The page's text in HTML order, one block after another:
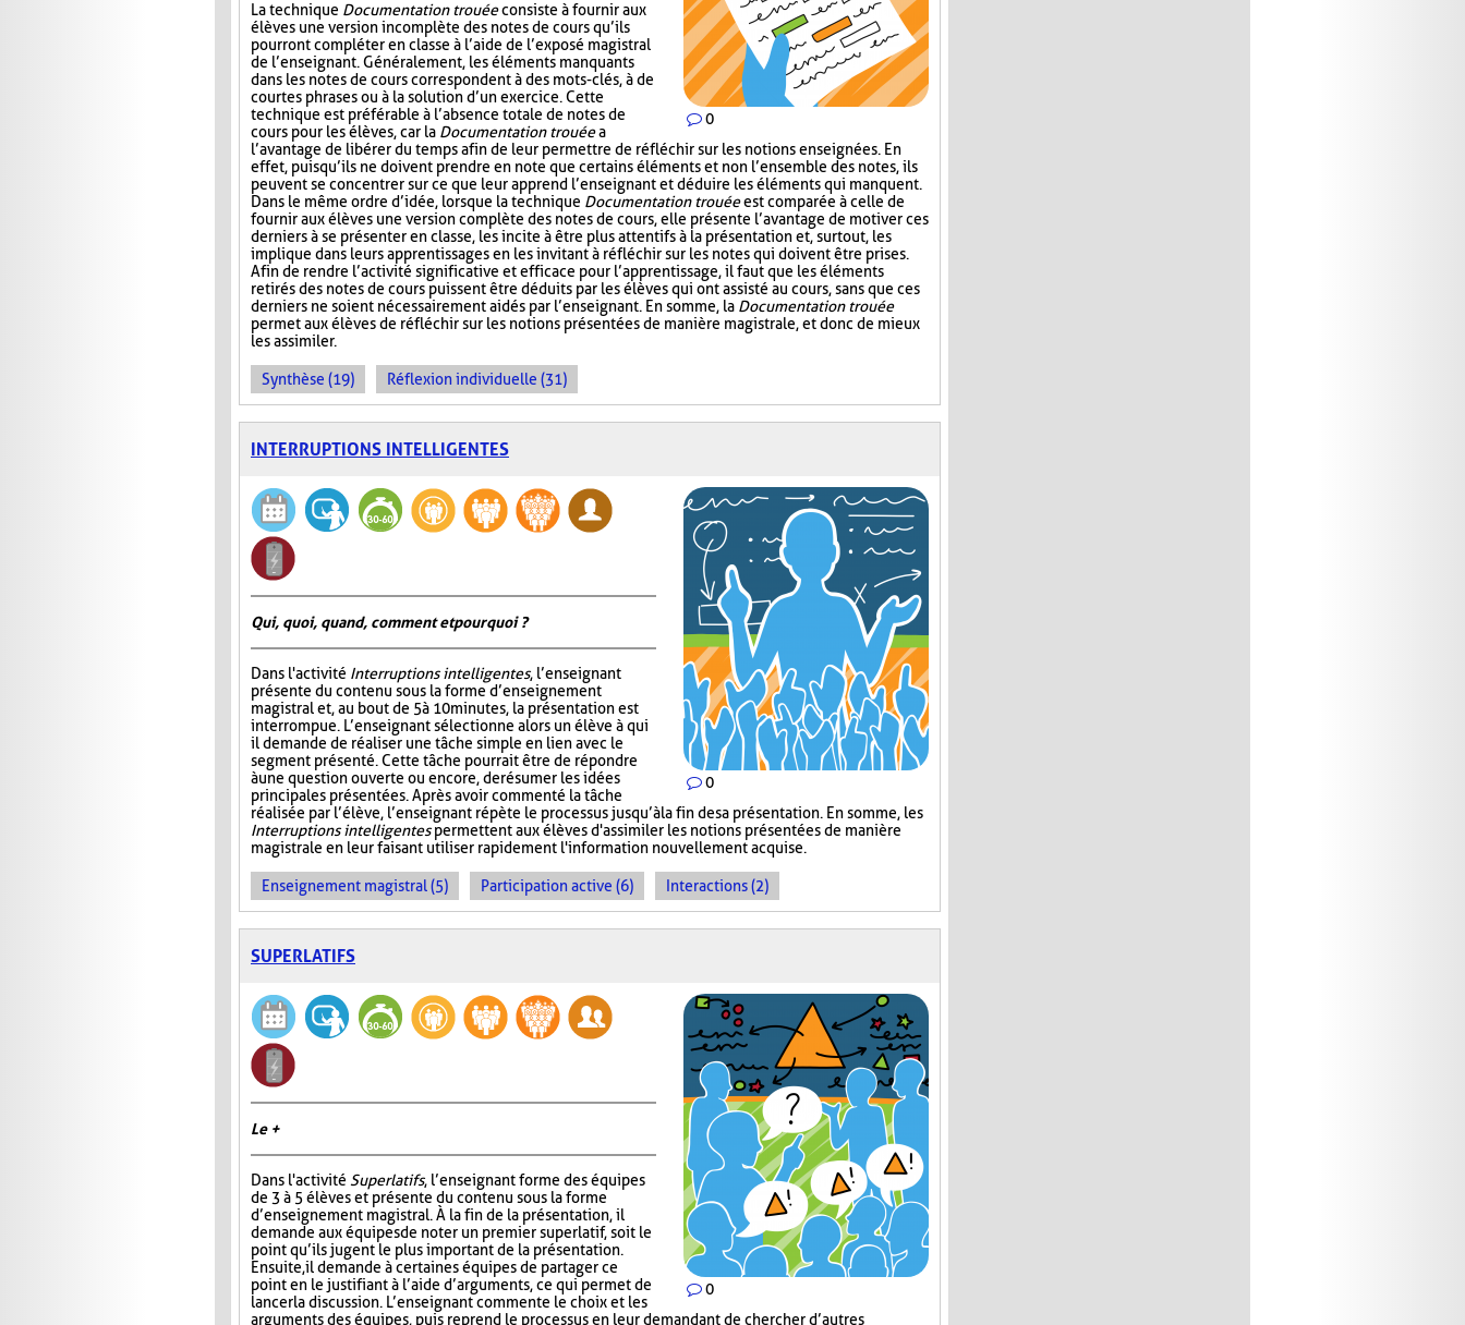
0
La technique Documentation trouéeconsiste à fournir aux
élèves une version incomplète des notes de cours qu’ils
pourront compléter en classe à l’aide de l’exposé magistral
de l’enseignant. Généralement, les éléments manquants
dans les notes de cours correspondent à des mots-clés, à de
courtes phrases ou à la solution d’un exercice. Cette
technique est préférable à l’absence totale de notes de
cours pour les élèves, car la Documentation trouéea
l’avantage de libérer du temps afin de leur permettre de réfléchir sur les notions enseignées. En
effet, puisqu’ils ne doivent prendre en note que certains éléments et non l’ensemble des notes, ils
peuvent se concentrer sur ce que leur apprend l’enseignant et déduire les éléments qui manquent.
Dans le même ordre d’idée, lorsque la technique Documentation trouéeest comparée à celle de
fournir aux élèves une version complète des notes de cours, elle présente l’avantage de motiver ces
derniers à se présenter en classe, les incite à être plus attentifs à la présentation et, surtout, les
implique dans leurs apprentissages en les invitant à réfléchir sur les notes qui doivent être prises.
Afin de rendre l’activité significative et efficace pour l’apprentissage, il faut que les éléments
retirés des notes de cours puissent être déduits par les élèves qui ont assisté au cours, sans que ces
derniers ne soient nécessairement aidés par l’enseignant. En somme, la Documentation trouée
permet aux élèves de réfléchir sur les notions présentées de manière magistrale, et donc de mieux
les assimiler.
Synthèse (19) Réflexion individuelle (31)
INTERRUPTIONS INTELLIGENTES
0
Qui, quoi, quand, comment et pourquoi ?
Dans l'activité Interruptions intelligentes, l’enseignant
présente du contenu sous la forme d’enseignement
magistral et, au bout de 5 à 10 minutes, la présentation est
interrompue. L’enseignant sélectionne alors un élève à qui
il demande de réaliser une tâche simple en lien avec le
segment présenté. Cette tâche pourrait être de répondre
à une question ouverte ou encore, de résumer les idées
principales présentées. Après avoir commenté la tâche
réalisée par l’élève, l’enseignant répète le processus jusqu’à la fin de sa présentation. En somme, les
Interruptions intelligentespermettent aux élèves d'assimiler les notions présentées de manière
magistrale en leur faisant utiliser rapidement l'information nouvellement acquise.
Enseignement magistral (5) Participation active (6) Interactions (2)
SUPERLATIFS
0
Le +
Dans l'activité Superlatifs, l’enseignant forme des équipes
de 3 à 5 élèves et présente du contenu sous la forme
d’enseignement magistral. À la fin de la présentation, il
demande aux équipes de noter un premier superlatif, soit le
point qu’ils jugent le plus important de la présentation.
Ensuite, il demande à certaines équipes de partager ce
point en le justifiant à l’aide d’arguments, ce qui permet de
lancer la discussion. L’enseignant commente le choix et les
arguments des équipes, puis reprend le processus en leur demandant de chercher d’autres